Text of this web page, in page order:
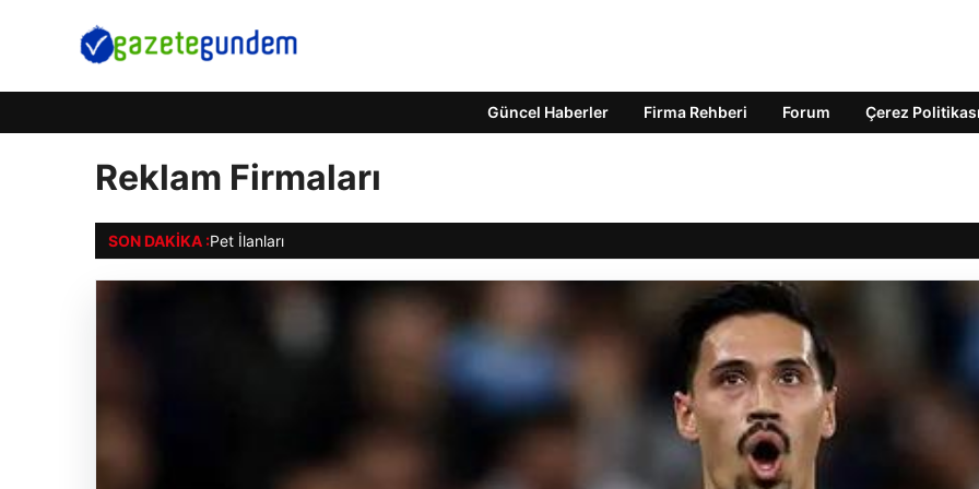
Güncel Haberler Firma Rehberi Forum Çerez
Reklam Firmaları
SON DAKIKA :Pet İlanları